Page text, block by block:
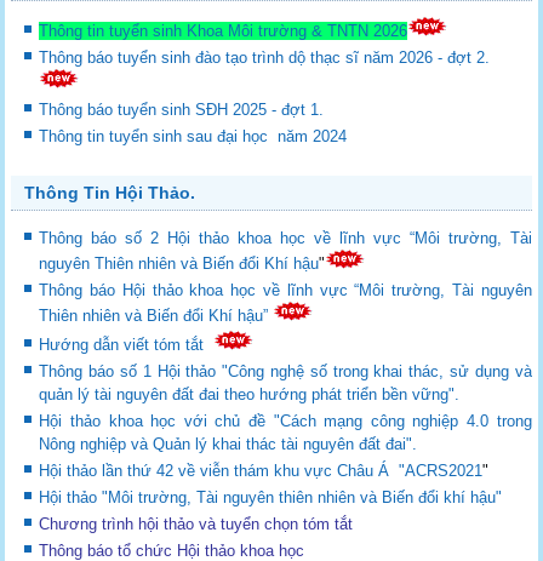
Thông tin tuyển sinh Khoa Môi trường & TNTN 2026
Thông báo tuyển sinh đào tạo trình dộ thạc sĩ năm 2026 - đợt 2.
Thông báo tuyển sinh SĐH 2025 - đợt 1.
Thông tin tuyển sinh sau đại học năm 2024
Thông Tin Hội Thảo.
Thông báo số 2 Hội thảo khoa học về lĩnh vực “Môi trường, Tài
nguyên Thiên nhiên và Biến đổi Khí hậu"
Thông báo Hội thảo khoa học về lĩnh vực “Môi trường, Tài nguyên
Thiên nhiên và Biến đổi Khí hậu”
Hướng dẫn viết tóm tắt
Thông báo số 1 Hội thảo "Công nghệ số trong khai thác, sử dụng và
quản lý tài nguyên đất đai theo hướng phát triển bền vững".
Hội thảo khoa học với chủ đề "Cách mạng công nghiệp 4.0 trong
Nông nghiệp và Quản lý khai thác tài nguyên đất đai".
Hội thảo lần thứ 42 về viễn thám khu vực Châu Á "ACRS2021"
Hội thảo "Môi trường, Tài nguyên thiên nhiên và Biến đổi khí hậu"
Chương trình hội thảo và tuyển chọn tóm tắt
Thông báo tổ chức Hội thảo khoa học